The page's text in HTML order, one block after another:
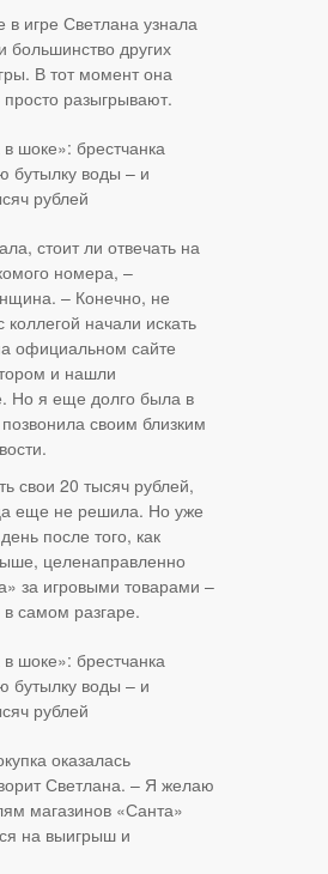
игре Светлана узнала
большинство других
В тот момент она
разыгрывают.
стоит ли отвечать на
номера, –
– Конечно, не
начали искать
официальном сайте
и нашли
Но я еще долго была в
своим близким
свои 20 тысяч рублей,
еще не решила. Но уже
после того, как
целенаправленно
за игровыми товарами –
в самом разгаре.
оказалась
Светлана. – Я желаю
магазинов «Санта»
на выигрыш и